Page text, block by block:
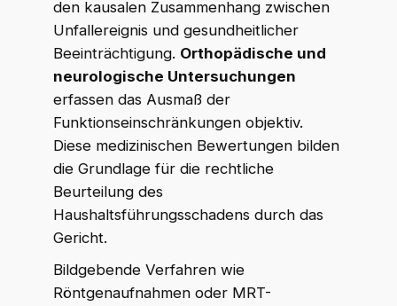
den kausalen Zusammenhang zwischen
Unfallereignis und gesundheitlicher
Beeinträchtigung. Orthopädische und
neurologische Untersuchungen
erfassen das Ausmaß der
Funktionseinschränkungen objektiv.
Diese medizinischen Bewertungen bilden
die Grundlage für die rechtliche
Beurteilung des
Haushaltsführungsschadens durch das
Gericht.
Bildgebende Verfahren wie
Röntgenaufnahmen oder MRT-